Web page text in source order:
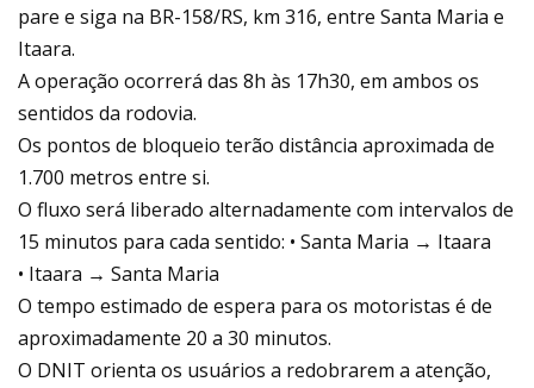
pare e siga na BR-158/RS, km 316, entre Santa Maria e
Itaara.
A operação ocorrerá das 8h às 17h30, em ambos os
sentidos da rodovia.
Os pontos de bloqueio terão distância aproximada de
1.700 metros entre si.
O fluxo será liberado alternadamente com intervalos de
15 minutos para cada sentido: • Santa Maria → Itaara
• Itaara → Santa Maria
O tempo estimado de espera para os motoristas é de
aproximadamente 20 a 30 minutos.
O DNIT orienta os usuários a redobrarem a atenção,